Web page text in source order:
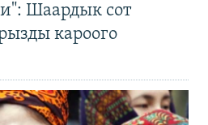
Шаардык сот
кароого